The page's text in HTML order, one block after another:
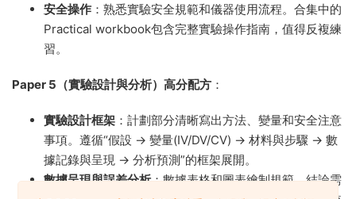
安全操作 ：熟悉實驗安全規範和儀器使用流程。合集中的
Practical workbook包含完整實驗操作指南，值得反複練
習。
Paper 5（實驗設計與分析）高分配方 ：
實驗設計框架 ：計劃部分清晰寫出方法、變量和安全注意
事項。遵循“假設 → 變量(IV/DV/CV) → 材料與步驟 → 數
據記錄與呈現 → 分析預測”的框架展開。
數據呈現與誤差分析：數據表格和圖表繪制規範，結論需